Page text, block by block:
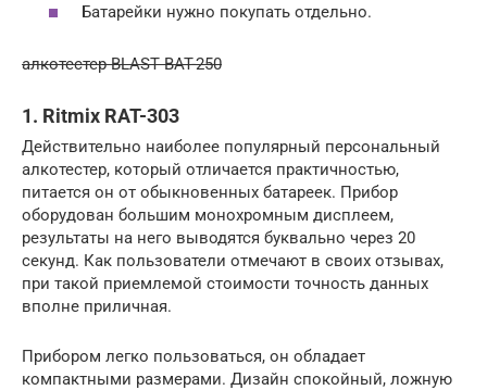
Батарейки нужно покупать отдельно.
алкотестер BLAST BAT-250
1. Ritmix RAT-303
Действительно наиболее популярный персональный
алкотестер, который отличается практичностью,
питается он от обыкновенных батареек. Прибор
оборудован большим монохромным дисплеем,
результаты на него выводятся буквально через 20
секунд. Как пользователи отмечают в своих отзывах,
при такой приемлемой стоимости точность данных
вполне приличная.
Прибором легко пользоваться, он обладает
компактными размерами. Дизайн спокойный, ложную